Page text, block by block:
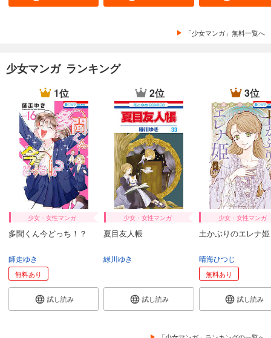
「少女マンガ」無料一覧へ
少女マンガ ランキング
1位
少女・女性マンガ
多聞くん今どっち！？
師走ゆき
無料あり
試し読み
2位
少女・女性マンガ
夏目友人帳
緑川ゆき
試し読み
3位
少女・女性マンガ
土かぶりのエレナ姫
晴海ひつじ
無料あり
試し読み